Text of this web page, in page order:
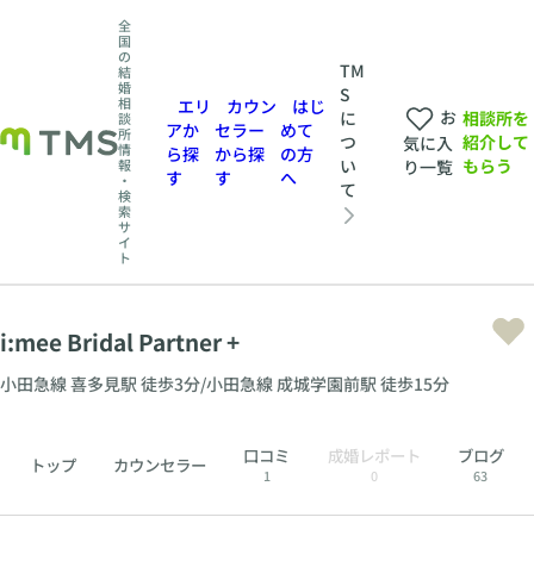
全
国
の
結
婚
相
談
所
情
報
・
検
索
サ
イ
ト
エリ
アか
ら探
す
カウン
セラー
から探
す
はじ
めて
の方
へ
TM
S
に
つ
い
て
お
気に入
り一覧
相談所を
紹介して
もらう
i:mee Bridal Partner +
小田急線 喜多見駅 徒歩3分/小田急線 成城学園前駅 徒歩15分
トップ カウンセラー 口コミ
1
成婚レポート
0
ブログ
63